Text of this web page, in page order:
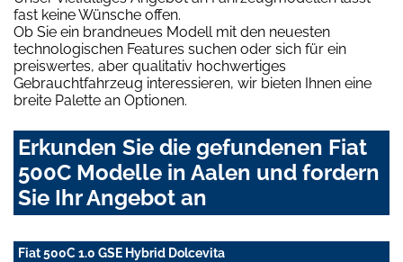
fast keine Wünsche offen.
Ob Sie ein brandneues Modell mit den neuesten
technologischen Features suchen oder sich für ein
preiswertes, aber qualitativ hochwertiges
Gebrauchtfahrzeug interessieren, wir bieten Ihnen eine
breite Palette an Optionen.
Erkunden Sie die gefundenen Fiat
500C Modelle in Aalen und fordern
Sie Ihr Angebot an
Fiat 500C 1.0 GSE Hybrid Dolcevita